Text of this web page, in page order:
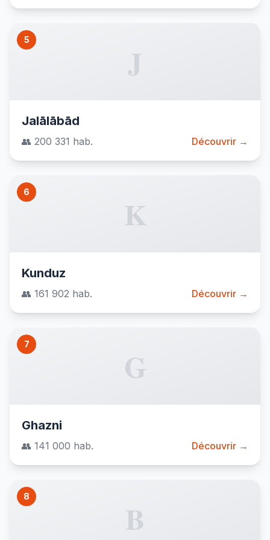
5
J
Jalālābād
👥 200 331 hab. Découvrir →
6
K
Kunduz
👥 161 902 hab. Découvrir →
7
G
Ghazni
👥 141 000 hab. Découvrir →
8
B